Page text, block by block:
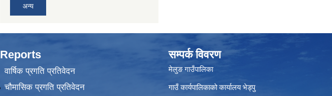
अन्य
Reports
वार्षिक प्रगति प्रतिवेदन
चौमासिक प्रगति प्रतिवेदन
सम्पर्क विवरण
मेलुङ गाउँपालिका
गाउँ कार्यपालिकाको कार्यालय भेड्पु